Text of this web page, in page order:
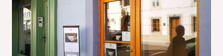
sont pas
facultatifs. Ils
sont
nécessaires au
fonctionnement
du site Web.